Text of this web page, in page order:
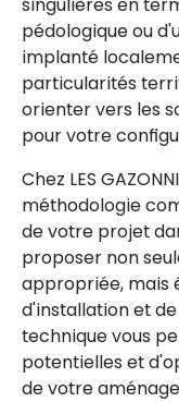
pédologique ou
implanté
particularités
orienter vers les
pour votre
Chez LES
méthodologie
de votre projet
proposer non
appropriée, mais
d'installation et
technique vous
potentielles et
de votre